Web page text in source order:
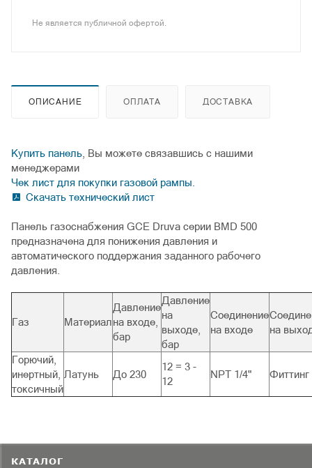
Не является публичной офертой.
ОПИСАНИЕ ОПЛАТА ДОСТАВКА
Купить панель , Вы можете связавшись с нашими
менеджерами
Чек лист для покупки газовой рампы.
Скачать технический лист
Панель газоснабжения GCE Druva серии BMD 500
предназначена для понижения давления и
автоматического поддержания заданного рабочего
давления.
Газ Материал
Давление
на входе,
бар
Давление
на
выходе,
бар
Соединение
на входе
на
Горючий,
инертный,
токсичный
Латунь До 230
12 = 3 -
12
NPT 1/4" Фиттинг
КАТАЛОГ